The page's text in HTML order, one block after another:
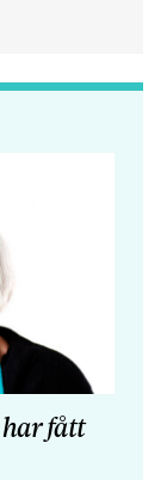
har fått